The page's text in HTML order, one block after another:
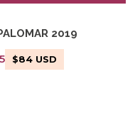
2019
$84 USD